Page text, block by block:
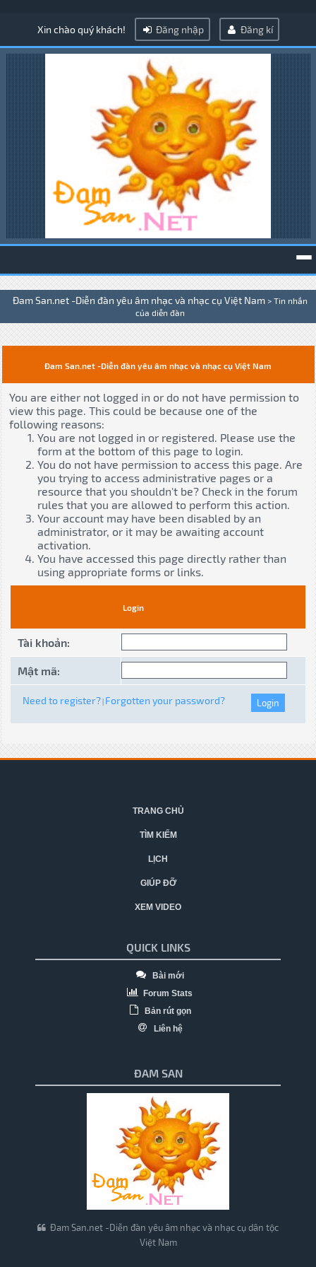
Xin chào quý khách! Đăng nhập Đăng kí
Đam San.net -Diễn đàn yêu âm nhạc và nhạc cụ Việt Nam > Tin nhắn
của diễn đàn
Đam San.net -Diễn đàn yêu âm nhạc và nhạc cụ Việt Nam
You are either not logged in or do not have permission to
view this page. This could be because one of the
following reasons:
You are not logged in or registered. Please use the
form at the bottom of this page to login.
You do not have permission to access this page. Are
you trying to access administrative pages or a
resource that you shouldn't be? Check in the forum
rules that you are allowed to perform this action.
Your account may have been disabled by an
administrator, or it may be awaiting account
activation.
You have accessed this page directly rather than
using appropriate forms or links.
Login
Tài khoản:
Mật mã:
Need to register? Forgotten your password?
TRANG CHỦ
TÌM KIẾM
LỊCH
GIÚP ĐỠ
XEM VIDEO
QUICK LINKS
Bài mới
Forum Stats
Bản rút gọn
Liên hệ
ĐAM SAN
Đam San.net -Diễn đàn yêu âm nhạc và nhạc cụ dân tộc
Việt Nam